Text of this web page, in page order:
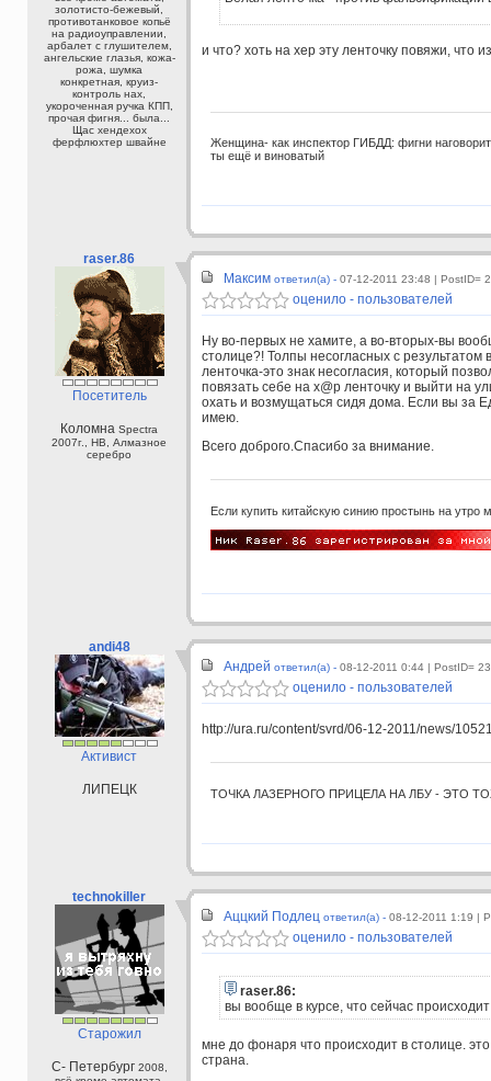
золотисто-бежевый,
противотанковое копьё
на радиоуправлении,
арбалет с глушителем,
ангельские глазья, кожа-
рожа, шумка
конкретная, круиз-
контроль нах,
укороченная ручка КПП,
прочая фигня... была...
Щас хендехох
ферфлюхтер швайне
и что? хоть на хер эту ленточку повяжи, что
Женщина- как инспектор ГИБДД: фигни
ты ещё и виноватый
raser.86
Посетитель
Коломна Spectra
2007г., HB, Алмазное
серебро
Максим ответил(а) - 07-12-2011 23:48 | PostID=
оценило - пользователей
Ну во-первых не хамите, а во-вторых-вы
столице?! Толпы несогласных с
ленточка-это знак несогласия, который
повязать себе на х@р ленточку и выйти на
охать и возмущаться сидя дома. Если вы за
имею.
Всего доброго.Спасибо за внимание.
Если купить китайскую синию простынь на утро
andi48
Активист
ЛИПЕЦК
Андрей ответил(а) - 08-12-2011 0:44 | PostID=
оценило - пользователей
http://ura.ru/content/svrd/06-12-2011/news/
ТОЧКА ЛАЗЕРНОГО ПРИЦЕЛА НА ЛБУ - ЭТО
technokiller
Старожил
С- Петербург 2008,
Аццкий Подлец ответил(а) - 08-12-2011 1:19 |
оценило - пользователей
raser.86:
вы вообще в курсе, что сейчас
мне до фонаря что происходит в столице.
страна.